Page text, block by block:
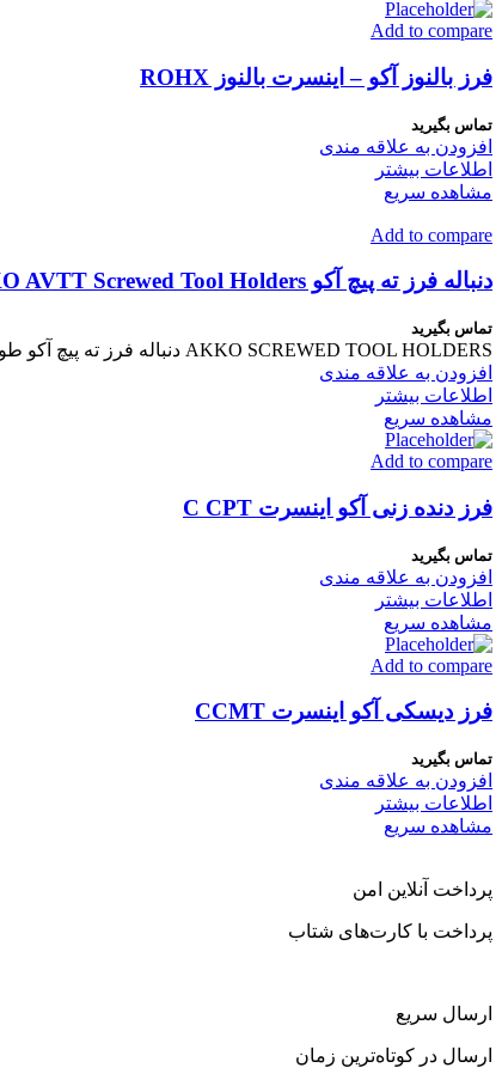
Add to compare
فرز بالنوز آکو – اینسرت بالنوز ROHX
تماس بگیرید
افزودن به علاقه مندی
اطلاعات بیشتر
مشاهده سریع
Add to compare
دنباله فرز ته پیچ آکو AKKO AVTT Screwed Tool Holders
تماس بگیرید
AKKO SCREWED TOOL HOLDERS دنباله فرز ته پیچ آکو طول هلدر : 100 ~ 300 میلیمتر سوراخ خنک کننده : ندارد
افزودن به علاقه مندی
اطلاعات بیشتر
مشاهده سریع
Add to compare
فرز دنده زنی آکو اینسرت C CPT
تماس بگیرید
افزودن به علاقه مندی
اطلاعات بیشتر
مشاهده سریع
Add to compare
فرز دیسکی آکو اینسرت CCMT
تماس بگیرید
افزودن به علاقه مندی
اطلاعات بیشتر
مشاهده سریع
پرداخت آنلاین امن
پرداخت با کارت‌های شتاب
ارسال سریع
ارسال در کوتاه‌ترین زمان